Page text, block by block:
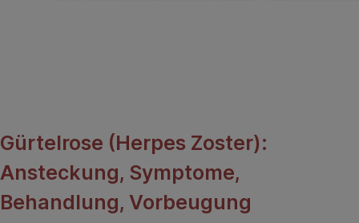
Gürtelrose (Herpes Zoster):
Ansteckung, Symptome,
Behandlung, Vorbeugung